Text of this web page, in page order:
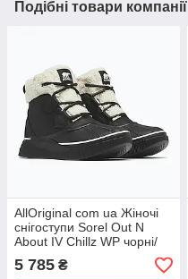
Подібні товари компанії
AllOriginal com ua Жіночі
снігоступи Sorel Out N
About IV Chillz WP чорні/
крейдяні РОЗМІРИ
ЗАПИТУЙТЕ
5 785 ₴